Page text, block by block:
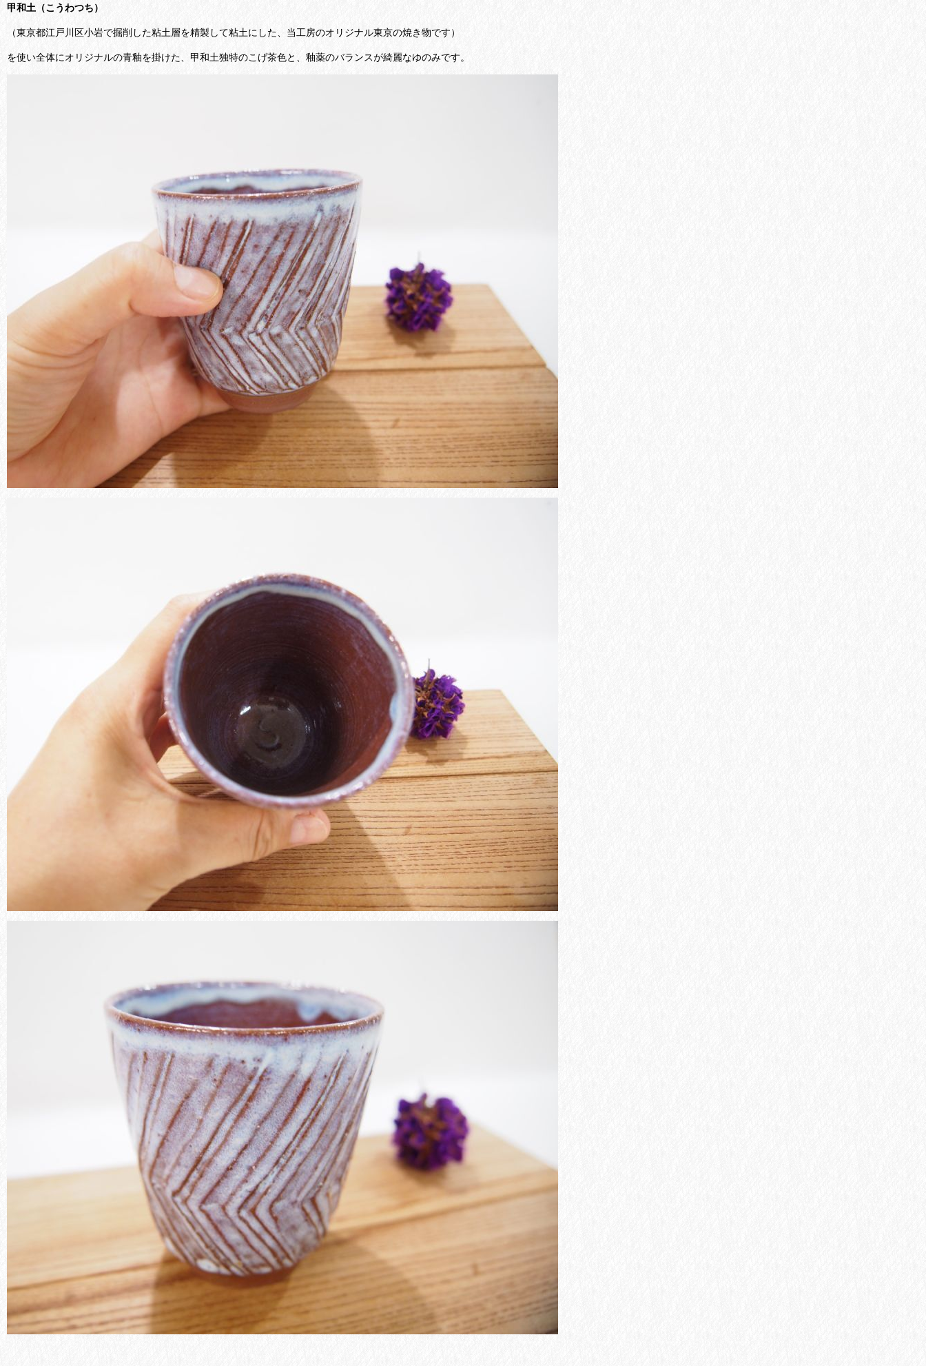
甲和土（こうわつち）
（東京都江戸川区小岩で掘削した粘土層を精製して粘土にした、当工房のオリジナル東京の焼き物です）
を使い全体にオリジナルの青釉を掛けた、甲和土独特のこげ茶色と、釉薬のバランスが綺麗なゆのみです。